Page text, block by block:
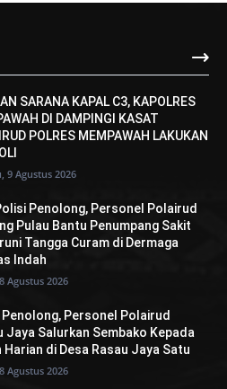
SARANA KAPAL C3, KAPOLRES
DI DAMPINGI KASAT
POLRES MEMPAWAH LAKUKAN
9 Agustus 2026
Penolong, Personel Polairud
Pulau Bantu Penumpang Sakit
Tangga Curam di Dermaga
Indah
Agustus 2026
Penolong, Personel Polairud
Jaya Salurkan Sembako Kepada
Harian di Desa Rasau Jaya Satu
Agustus 2026